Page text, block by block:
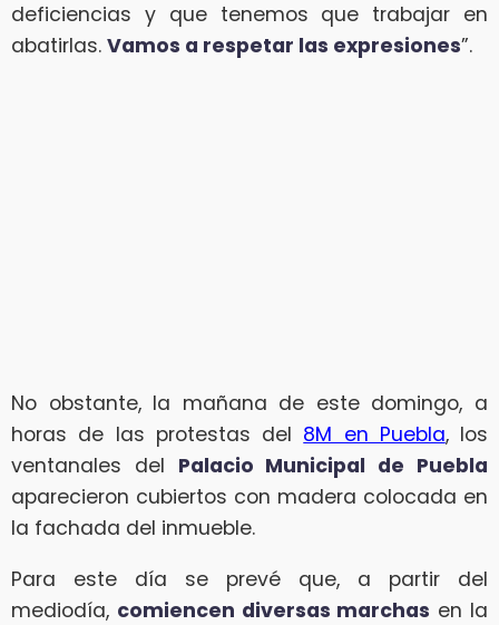
deficiencias y que tenemos que trabajar en
abatirlas. Vamos a respetar las expresiones”.
No obstante, la mañana de este domingo, a
horas de las protestas del 8M en Puebla, los
ventanales del Palacio Municipal de Puebla
aparecieron cubiertos con madera colocada en
la fachada del inmueble.
Para este día se prevé que, a partir del
mediodía, comiencen diversas marchas en la